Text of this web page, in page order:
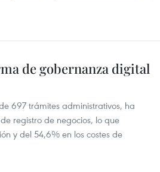
de gobernanza digital
697 trámites administrativos, ha
registro de negocios, lo que
y del 54,6% en los costes de